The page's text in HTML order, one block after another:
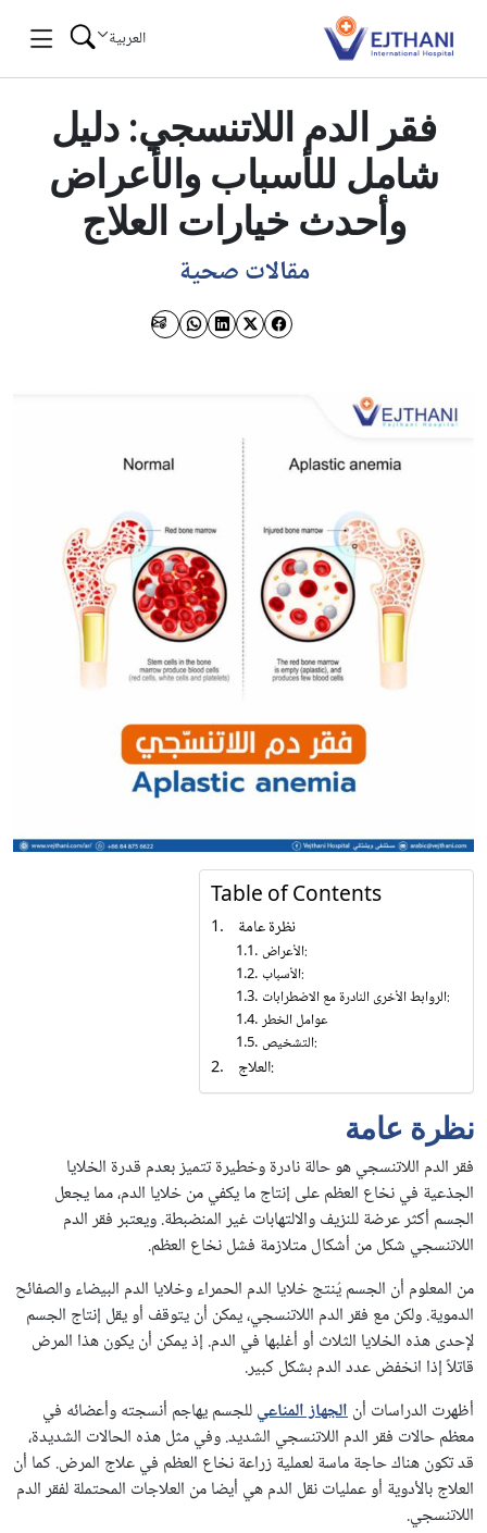
العربية
فقر الدم اللاتنسجي: دليل
شامل للأسباب والأعراض
وأحدث خيارات العلاج
مقالات صحية
Table of Contents
نظرة عامة
الأعراض:
الأسباب:
الروابط الأخرى النادرة مع الاضطرابات:
عوامل الخطر
التشخيص:
العلاج:
نظرة عامة
فقر الدم اللاتنسجي هو حالة نادرة وخطيرة تتميز بعدم قدرة الخلايا
الجذعية في نخاع العظم على إنتاج ما يكفي من خلايا الدم، مما يجعل
الجسم أكثر عرضة للنزيف والالتهابات غير المنضبطة. ويعتبر فقر الدم
اللاتنسجي شكل من أشكال متلازمة فشل نخاع العظم.
من المعلوم أن الجسم يُنتج خلايا الدم الحمراء وخلايا الدم البيضاء والصفائح
الدموية. ولكن مع فقر الدم اللاتنسجي، يمكن أن يتوقف أو يقل إنتاج الجسم
لإحدى هذه الخلايا الثلاث أو أغلبها في الدم. إذ يمكن أن يكون هذا المرض
قاتلاً إذا انخفض عدد الدم بشكل كبير.
أظهرت الدراسات أنالجهاز المناعيللجسم يهاجم أنسجته وأعضائه في
معظم حالات فقر الدم اللاتنسجي الشديد. وفي مثل هذه الحالات الشديدة،
قد تكون هناك حاجة ماسة لعملية زراعة نخاع العظم في علاج المرض. كما أن
العلاج بالأدوية أو عمليات نقل الدم هي أيضا من العلاجات المحتملة لفقر الدم
اللاتنسجي.